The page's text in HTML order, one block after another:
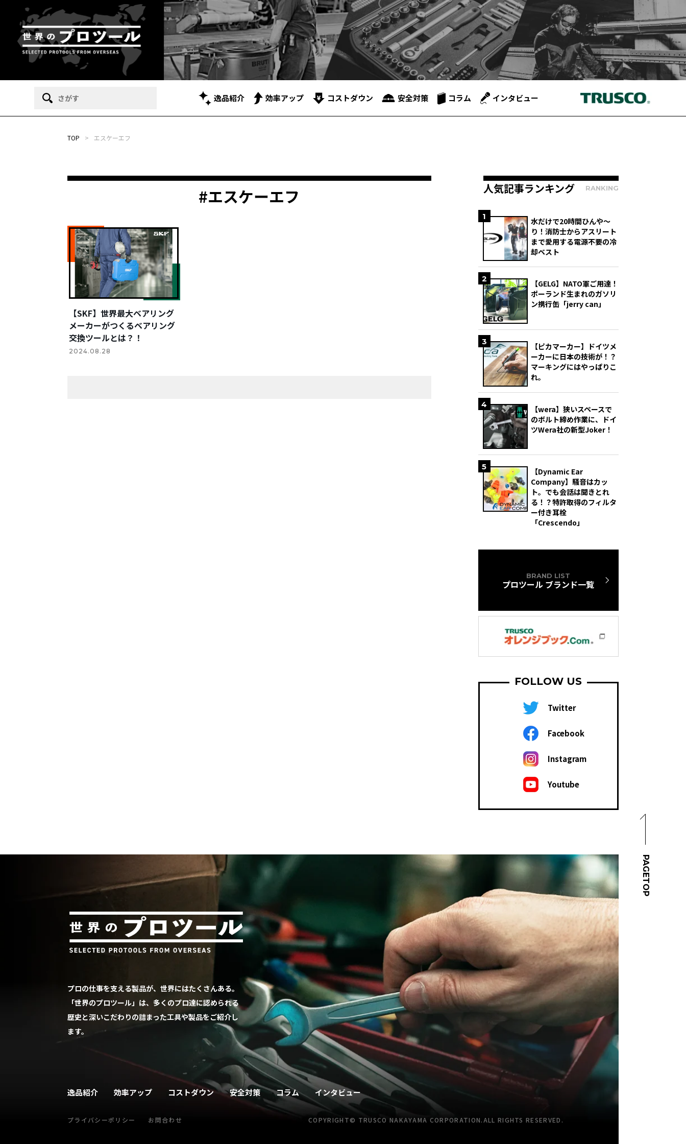
逸品紹介 効率アップ コストダウン 安全対策 コラム インタビュー
TOP > エスケーエフ
#エスケーエフ
【SKF】世界最大ベアリング
メーカーがつくるベアリング
交換ツールとは？！
2024.08.28
人気記事ランキング RANKING
1
水だけで20時間ひんや～
り！消防士からアスリート
まで愛用する電源不要の冷
却ベスト
2
【GELG】NATO軍ご用達！
ポーランド生まれのガソリ
ン携行缶「jerry can」
3
【ピカマーカー】ドイツメ
ーカーに日本の技術が！？
マーキングにはやっぱりこ
れ。
4
【wera】狭いスペースで
のボルト締め作業に、ドイ
ツWera社の新型Joker！
5
【Dynamic Ear
Company】騒音はカッ
ト。でも会話は聞きとれ
る！？特許取得のフィルタ
ー付き耳栓
「Crescendo」
BRAND LIST
プロツール ブランド一覧
FOLLOW US
Twitter
Facebook
Instagram
Youtube
プロの仕事を支える製品が、世界にはたくさんある。
「世界のプロツール」は、多くのプロ達に認められる
歴史と深いこだわりの詰まった工具や製品をご紹介し
ます。
逸品紹介 効率アップ コストダウン 安全対策 コラム インタビュー
プライバシーポリシー お問合わせ COPYRIGHT© TRUSCO NAKAYAMA CORPORATION.ALL RIGHTS RESERVED.
PAGETOP